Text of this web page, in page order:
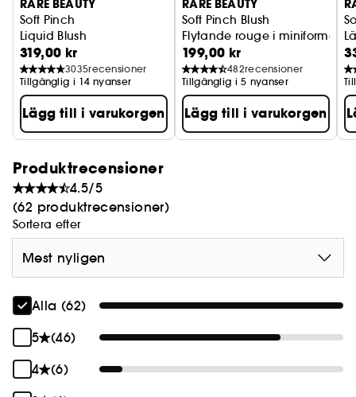
kombinera kroppskrämen med doftsprayen.
RARE BEAUTY
Soft Pinch
Liquid Blush
319,00 kr
3035recensioner
Tillgänglig i 14 nyanser
Lägg till i varukorgen
RARE BEAUTY
Soft Pinch Blush
Flytande rouge i miniformat
199,00 kr
482recensioner
Tillgänglig i 5 nyanser
Lägg till i varukorgen
Produktrecensioner
4.5/5
(62 produktrecensioner)
Sortera efter
Mest nyligen
Alla (62)
5
(46)
4
(6)